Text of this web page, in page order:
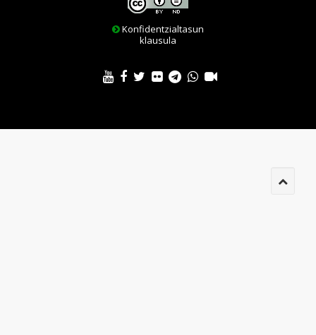
Konfidentzialtasun
klausula